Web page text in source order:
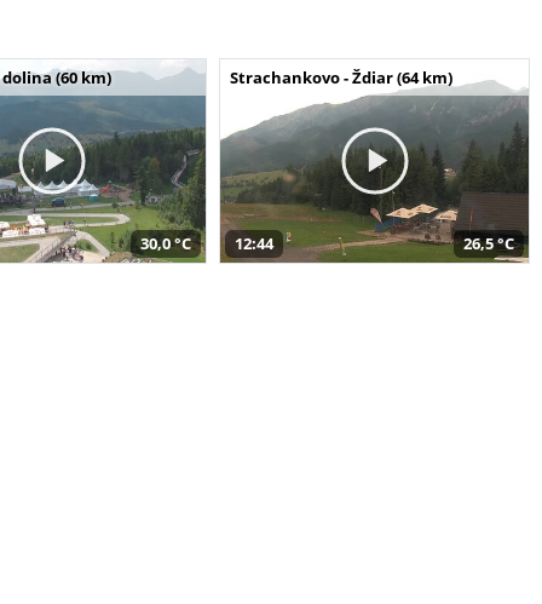
(60 km)
30,0 °C
Strachankovo - Ždiar (64 km)
12:44 26,5 °C